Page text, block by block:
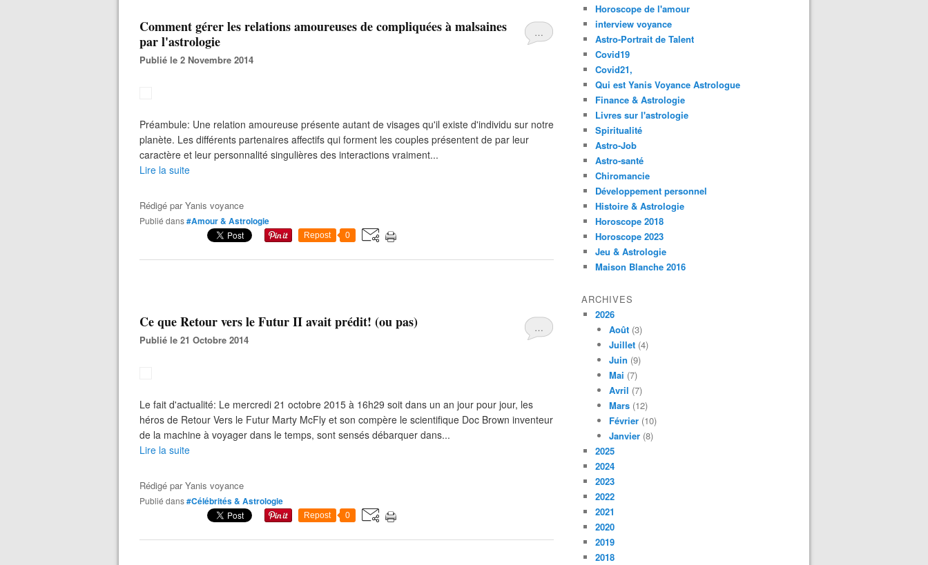
…
Comment gérer les relations amoureuses de compliquées à malsaines
par l'astrologie
Publié le 2 Novembre 2014
Préambule: Une relation amoureuse présente autant de visages qu'il existe d'individu sur notre
planète. Les différents partenaires affectifs qui forment les couples présentent de par leur
caractère et leur personnalité singulières des interactions vraiment...
Lire la suite
Rédigé parYanis voyance
Publié dans#Amour & Astrologie
Repost 0
…
Ce que Retour vers le Futur II avait prédit! (ou pas)
Publié le 21 Octobre 2014
Le fait d'actualité: Le mercredi 21 octobre 2015 à 16h29 soit dans un an jour pour jour, les
héros de Retour Vers le Futur Marty McFly et son compère le scientifique Doc Brown inventeur
de la machine à voyager dans le temps, sont sensés débarquer dans...
Lire la suite
Rédigé parYanis voyance
Publié dans#Célébrités & Astrologie
Repost 0
Horoscope de l'amour
interview voyance
Astro-Portrait de Talent
Covid19
Covid21,
Qui est Yanis Voyance Astrologue
Finance & Astrologie
Livres sur l'astrologie
Spiritualité
Astro-Job
Astro-santé
Chiromancie
Développement personnel
Histoire & Astrologie
Horoscope 2018
Horoscope 2023
Jeu & Astrologie
Maison Blanche 2016
ARCHIVES
2026
Août (3)
Juillet (4)
Juin (9)
Mai (7)
Avril (7)
Mars (12)
Février (10)
Janvier (8)
2025
2024
2023
2022
2021
2020
2019
2018